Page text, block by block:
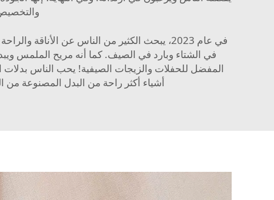
في عام 2023، يبحث الكثير من الناس عن
في الشتاء وبارد في الصيف. كما أنه مريح الملمس
المفضل للحفلات والزيجات الصيفية! يحب الناس
أشياء أكثر راحة من البدل المصنوعة من